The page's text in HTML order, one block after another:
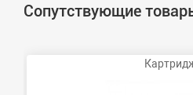
Сопутствующие